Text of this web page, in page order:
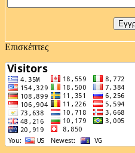
Επισκέπτες